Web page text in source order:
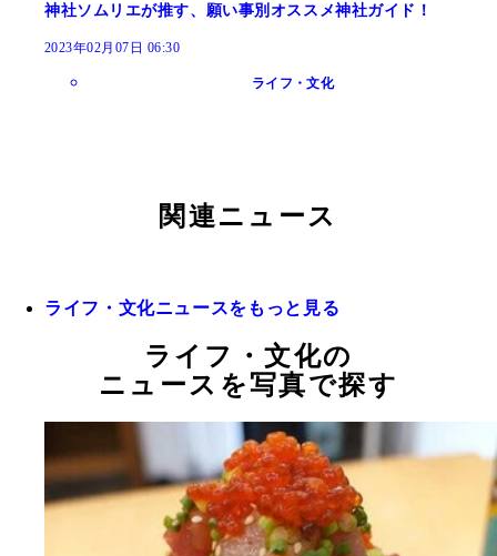
神社ソムリエが推す、願い事別オススメ神社ガイド！
2023年02月07日 06:30
ライフ・文化
関連ニュース
ライフ・文化ニュースをもっと見る
ライフ・文化の
ニュースを写真で探す